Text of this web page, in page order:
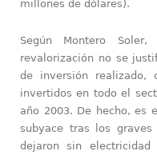
millones de dólares).
Según Montero
revalorización no se
de inversión realizado,
invertidos en todo el
año 2003. De hecho, es
subyace tras los
dejaron sin electricidad